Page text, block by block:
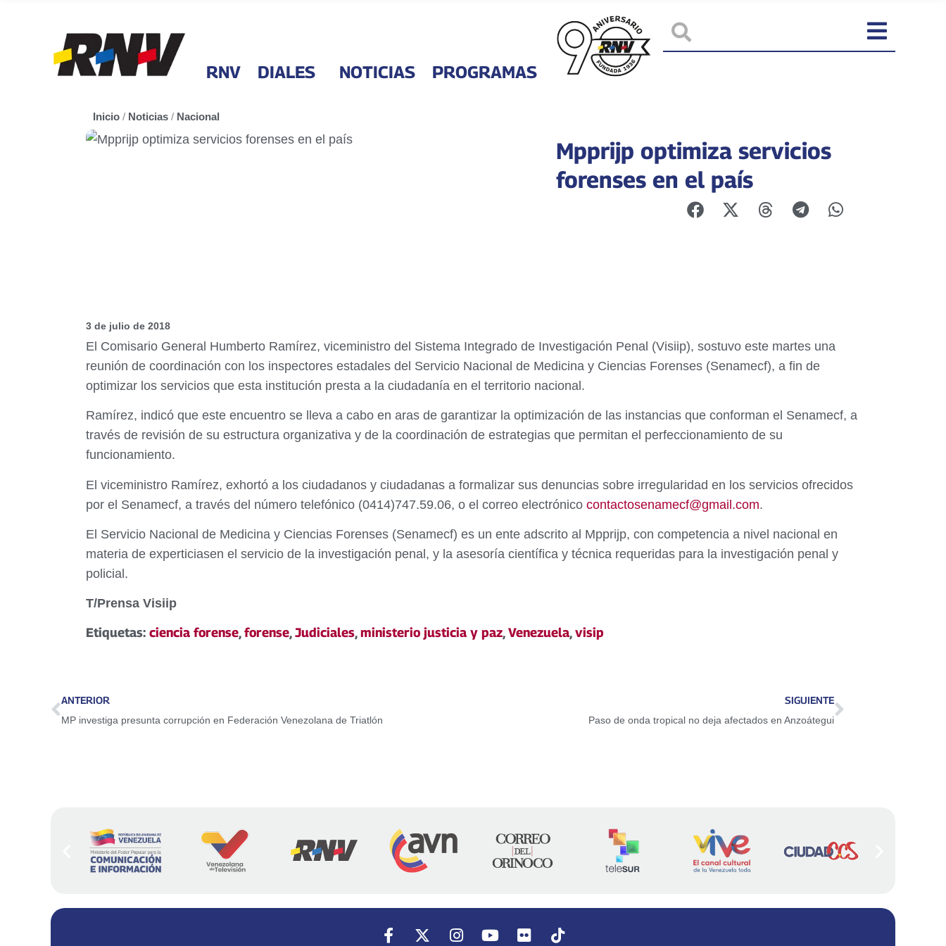
RNV DIALES NOTICIAS PROGRAMAS
Inicio / Noticias / Nacional
Mpprijp optimiza servicios
forenses en el país
3 de julio de 2018
El Comisario General Humberto Ramírez, viceministro del Sistema Integrado de Investigación Penal (Visiip), sostuvo este martes una
reunión de coordinación con los inspectores estadales del Servicio Nacional de Medicina y Ciencias Forenses (Senamecf), a fin de
optimizar los servicios que esta institución presta a la ciudadanía en el territorio nacional.
Ramírez, indicó que este encuentro se lleva a cabo en aras de garantizar la optimización de las instancias que conforman el Senamecf, a
través de revisión de su estructura organizativa y de la coordinación de estrategias que permitan el perfeccionamiento de su
funcionamiento.
El viceministro Ramírez, exhortó a los ciudadanos y ciudadanas a formalizar sus denuncias sobre irregularidad en los servicios ofrecidos
por el Senamecf, a través del número telefónico (0414)747.59.06, o el correo electrónico contactosenamecf@gmail.com.
El Servicio Nacional de Medicina y Ciencias Forenses (Senamecf) es un ente adscrito al Mpprijp, con competencia a nivel nacional en
materia de experticiasen el servicio de la investigación penal, y la asesoría científica y técnica requeridas para la investigación penal y
policial.
T/Prensa Visiip
Etiquetas: ciencia forense,forense,Judiciales,ministerio justicia y paz,Venezuela,visip
ANTERIOR
MP investiga presunta corrupción en Federación Venezolana de Triatlón
SIGUIENTE
Paso de onda tropical no deja afectados en Anzoátegui